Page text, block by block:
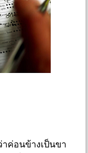
อนข้างเป็นขา